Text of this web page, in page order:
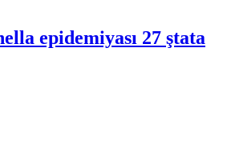
epidemiyası 27 ştata